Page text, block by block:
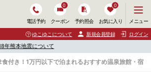
電話予約 クーポン
0
予約照会 お気に入り
0
ニ
ュ
ー
開
く
メニュー
ゆこゆこについて 新規会員登録 ログイン
年熊本地震について
付き！1万円以下で泊まれるおすすめ温泉旅館・宿